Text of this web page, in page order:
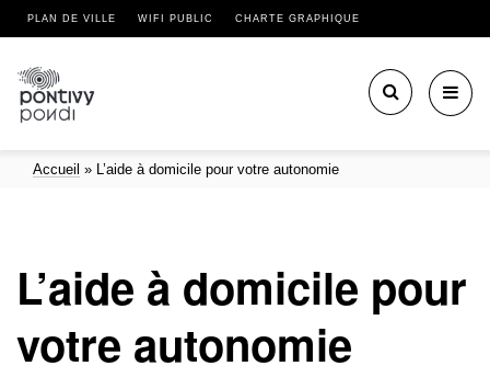
PLAN DE VILLE WIFI PUBLIC CHARTE GRAPHIQUE
Accueil » L’aide à domicile pour votre autonomie
L’aide à domicile pour
votre autonomie